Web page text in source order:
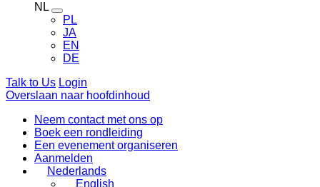
NL
Toggle
language
menu
PL
JA
EN
DE
Talk to Us Login
Overslaan naar hoofdinhoud
Neem contact met ons op
Boek een rondleiding
Een evenement organiseren
Aanmelden
Nederlands
English